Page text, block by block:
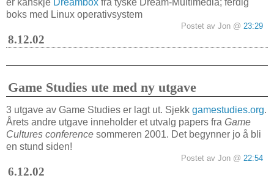
er kanskje Dreambox fra tyske Dream-Multimedia; ferdig
boks med Linux operativsystem
Postet av Jon @ 23:29
8.12.02
Game Studies ute med ny utgave
3 utgave av Game Studies er lagt ut. Sjekk gamestudies.org.
Årets andre utgave inneholder et utvalg papers fra Game
Cultures conference sommeren 2001. Det begynner jo å bli
en stund siden!
Postet av Jon @ 22:54
6.12.02